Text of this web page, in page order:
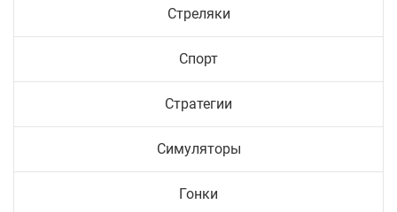
Стреляки
Спорт
Стратегии
Симуляторы
Гонки